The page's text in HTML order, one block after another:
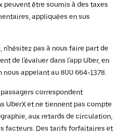
être soumis à des taxes
appliquées en sus
pas à nous faire part de
de l'évaluer dans l'app Uber, en
nous appelant au 800 664-1378.
correspondent
UberX et ne tiennent pas compte
aux retards de circulation,
facteurs. Des tarifs forfaitaires et